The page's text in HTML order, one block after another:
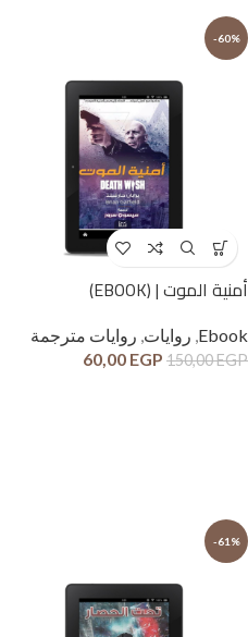
-60%
أمنية الموت | (EBOOK)
Ebook
, روايات, روايات مترجمة
150,00EGP
60,00 EGP
-61%